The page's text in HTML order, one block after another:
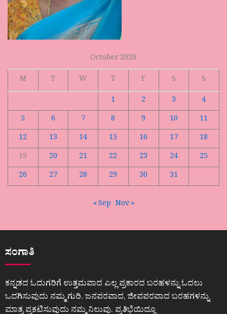
October 2020
M
T W T F S
S
1
2 3
4
5
6 7 8 9 10
11
12
13 14 15 16 17
18
19
20 21 22 23 24
25
26
27 28 29 30 31
« Sep Nov »
ಸಂಗಾತಿ
ಕನ್ನಡದ ಓದುಗರಿಗೆ ಉತ್ತಮವಾದ ಎಲ್ಲ ಪ್ರಕಾರದ ಬರಹಳನ್ನು ಓದಲು
ಒದಗಿಸುವುದು ನಮ್ಮ ಗುರಿ. ಜನಪರವಾದ, ಜೀವಪರವಾದ ಬರಹಗಳನ್ನು
ಮಾತ್ರ ಪ್ರಕಟಿಸುವುದು ನಮ್ಮ ನಿಲುವು. ಪ್ರತಿಭೆಯಿದ್ದೂ